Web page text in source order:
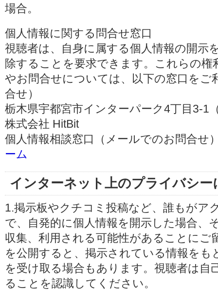
場合。
個人情報に関する問合せ窓口
視聴者は、自身に属する個人情報の開示
除することを要求できます。これらの権
やお問合せについては、以下の窓口をご
合せ）
栃木県宇都宮市インターパーク4丁目3-1
株式会社 HitBit
個人情報相談窓口（メールでのお問合せ
ーム
インターネット上のプライバシー
1.掲示板やクチコミ投稿など、誰もがア
で、自発的に個人情報を開示した場合、
収集、利用される可能性があることに
を公開すると、掲示されている情報を
を受け取る場合もあります。視聴者は自
ることを認識してください。